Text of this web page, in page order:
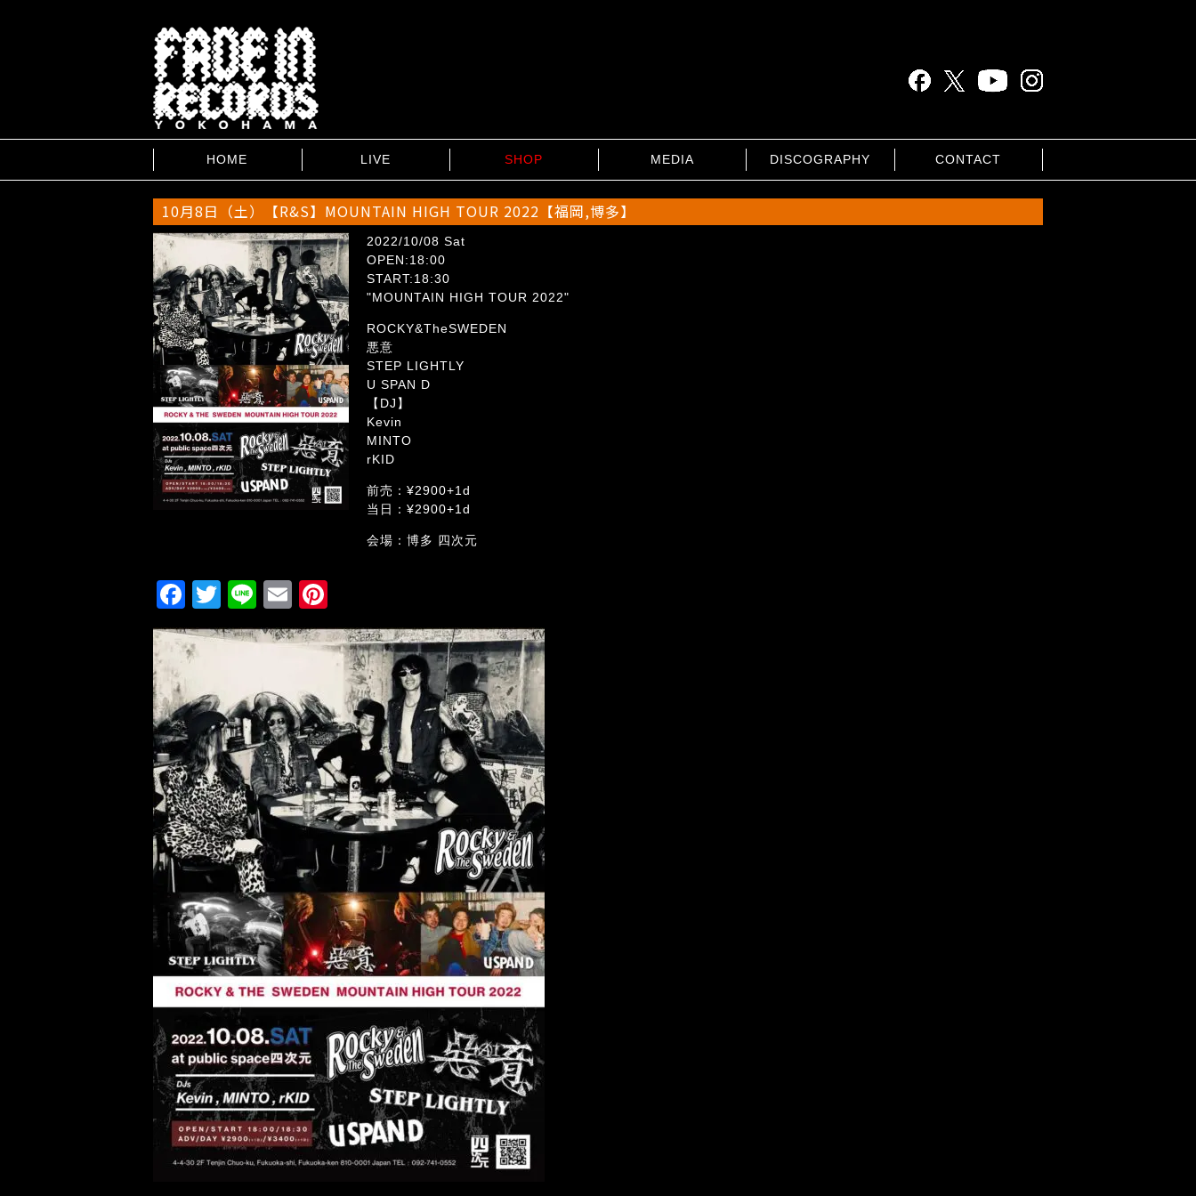
HOME LIVE SHOP MEDIA DISCOGRAPHY CONTACT
10月8日（土）【R&S】MOUNTAIN HIGH TOUR 2022【福岡,博多】
2022/10/08 Sat
OPEN:18:00
START:18:30
"MOUNTAIN HIGH TOUR 2022"
ROCKY&TheSWEDEN
悪意
STEP LIGHTLY
U SPAN D
【DJ】
Kevin
MINTO
rKID
前売：¥2900+1d
当日：¥2900+1d
会場：博多 四次元
F
a
c
e
b
o
o
k
T
wi
tt
Li
n
e
E
m
ai
nt
er
st